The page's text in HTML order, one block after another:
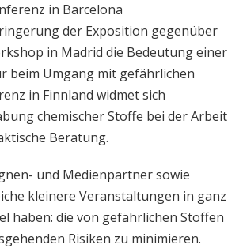
in Barcelona
der Exposition gegenüber
in Madrid die Bedeutung einer
beim Umgang mit gefährlichen
in Finnland widmet sich
chemischer Stoffe bei der Arbeit
Beratung.
und Medienpartner sowie
kleinere Veranstaltungen in ganz
haben: die von gefährlichen Stoffen
Risiken zu minimieren.